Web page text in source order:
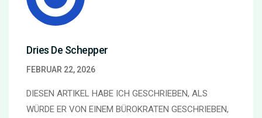
Dries De Schepper
FEBRUAR 22, 2026
DIESEN ARTIKEL HABE ICH GESCHRIEBEN, ALS
WÜRDE ER VON EINEM BÜROKRATEN GESCHRIEBEN,